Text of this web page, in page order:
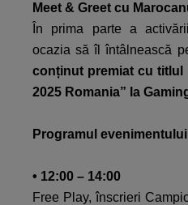
Meet & Greet cu
În prima parte a
ocazia să îl întâlnească
conținut premiat cu titlul
2025 Romania” la
Programul evenimentului​
• 12:00 – 14:00​
Free Play, înscrieri